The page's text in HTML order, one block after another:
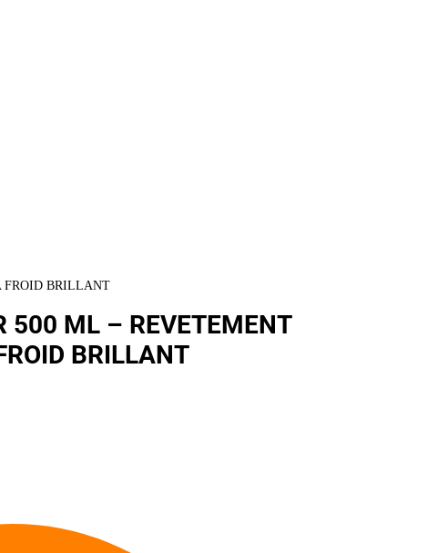
FROID BRILLANT
500 ML – REVETEMENT
BRILLANT